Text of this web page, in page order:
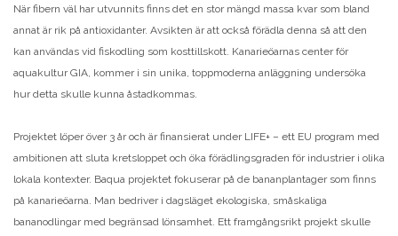
När fibern väl har utvunnits finns det en stor mängd massa kvar som bland
annat är rik på antioxidanter. Avsikten är att också förädla denna så att den
kan användas vid fiskodling som kosttillskott. Kanarieöarnas center för
aquakultur GIA, kommer i sin unika, toppmoderna anläggning undersöka
hur detta skulle kunna åstadkommas.
Projektet löper över 3 år och är finansierat under LIFE+ – ett EU program med
ambitionen att sluta kretsloppet och öka förädlingsgraden för industrier i olika
lokala kontexter. Baqua projektet fokuserar på de bananplantager som finns
på kanarieöarna. Man bedriver i dagsläget ekologiska, småskaliga
bananodlingar med begränsad lönsamhet. Ett framgångsrikt projekt skulle